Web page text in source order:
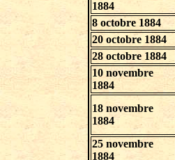
1884
8 octobre 1884
20 octobre 1884
28 octobre 1884
10 novembre
1884
18 novembre
1884
25 novembre
1884